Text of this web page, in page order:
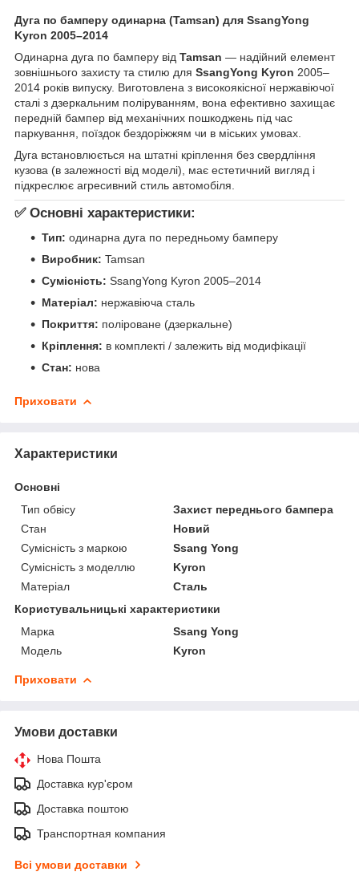
Дуга по бамперу одинарна (Tamsan) для SsangYong
Kyron 2005–2014
Одинарна дуга по бамперу від Tamsan — надійний елемент
зовнішнього захисту та стилю для SsangYong Kyron 2005–
2014 років випуску. Виготовлена з високоякісної нержавіючої
сталі з дзеркальним поліруванням, вона ефективно захищає
передній бампер від механічних пошкоджень під час
паркування, поїздок бездоріжжям чи в міських умовах.
Дуга встановлюється на штатні кріплення без свердління
кузова (в залежності від моделі), має естетичний вигляд і
підкреслює агресивний стиль автомобіля.
✅ Основні характеристики:
Тип: одинарна дуга по передньому бамперу
Виробник: Tamsan
Сумісність: SsangYong Kyron 2005–2014
Матеріал: нержавіюча сталь
Покриття: поліроване (дзеркальне)
Кріплення: в комплекті / залежить від модифікації
Стан: нова
Приховати
Характеристики
Основні
Тип обвісу
Захист переднього бампера
Стан
Новий
Сумісність з маркою
Ssang Yong
Сумісність з моделлю
Kyron
Матеріал
Сталь
Користувальницькі характеристики
Марка
Ssang Yong
Модель
Kyron
Приховати
Умови доставки
Нова Пошта
Доставка кур'єром
Доставка поштою
Транспортная компания
Всі умови доставки